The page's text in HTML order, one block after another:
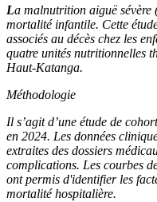
La malnutrition aiguë sévère
mortalité infantile. Cette
associés au décès chez les
quatre unités nutritionnelles
Haut-Katanga.
Méthodologie
Il s’agit d’une étude de
en 2024. Les données
extraites des dossiers
complications. Les courbes
ont permis d'identifier les
mortalité hospitalière.